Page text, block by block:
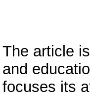
The article
and
focuses its